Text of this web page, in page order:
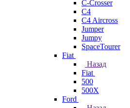
C-Crosser
C4
C4 Aircross
Jumper
Jumpy
SpaceTourer
Fiat
Назад
Fiat
500
500X
Ford